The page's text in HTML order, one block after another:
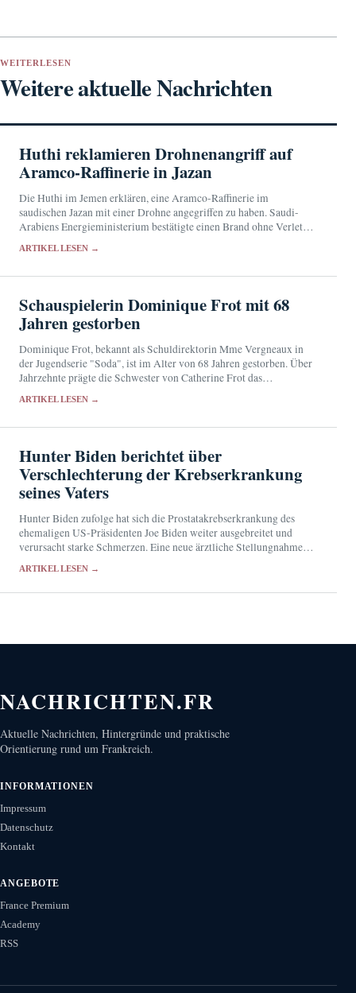
WEITERLESEN
Weitere aktuelle Nachrichten
Huthi reklamieren Drohnenangriff auf
Aramco-Raffinerie in Jazan
Die Huthi im Jemen erklären, eine Aramco-Raffinerie im
saudischen Jazan mit einer Drohne angegriffen zu haben. Saudi-
Arabiens Energieministerium bestätigte einen Brand ohne Verletzte,
ARTIKEL LESEN →
Schauspielerin Dominique Frot mit 68
Jahren gestorben
Dominique Frot, bekannt als Schuldirektorin Mme Vergneaux in
der Jugendserie "Soda", ist im Alter von 68 Jahren gestorben. Über
Jahrzehnte prägte die Schwester von Catherine Frot das
ARTIKEL LESEN →
Hunter Biden berichtet über
Verschlechterung der Krebserkrankung
seines Vaters
Hunter Biden zufolge hat sich die Prostatakrebserkrankung des
ehemaligen US-Präsidenten Joe Biden weiter ausgebreitet und
verursacht starke Schmerzen. Eine neue ärztliche Stellungnahme
ARTIKEL LESEN →
NACHRICHTEN.FR
Aktuelle Nachrichten, Hintergründe und praktische
Orientierung rund um Frankreich.
INFORMATIONEN
Impressum
Datenschutz
Kontakt
ANGEBOTE
France Premium
Academy
RSS